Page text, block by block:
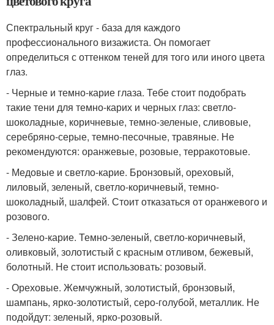
Спектральный круг - база для каждого
профессионального визажиста. Он помогает
определиться с оттенком теней для того или иного цвета
глаз.
- Черные и темно-карие глаза. Тебе стоит подобрать
такие тени для темно-карих и черных глаз: светло-
шоколадные, коричневые, темно-зеленые, сливовые,
серебряно-серые, темно-песочные, травяные. Не
рекомендуются: оранжевые, розовые, терракотовые.
- Медовые и светло-карие. Бронзовый, ореховый,
лиловый, зеленый, светло-коричневый, темно-
шоколадный, шалфей. Стоит отказаться от оранжевого и
розового.
- Зелено-карие. Темно-зеленый, светло-коричневый,
оливковый, золотистый с красным отливом, бежевый,
болотный. Не стоит использовать: розовый.
- Ореховые. Жемчужный, золотистый, бронзовый,
шампань, ярко-золотистый, серо-голубой, металлик. Не
подойдут: зеленый, ярко-розовый.